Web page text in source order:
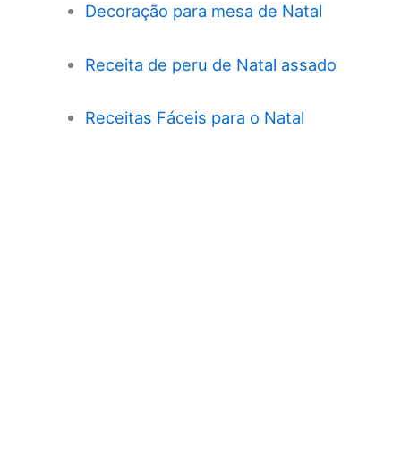
Decoração para mesa de Natal
Receita de peru de Natal assado
Receitas Fáceis para o Natal